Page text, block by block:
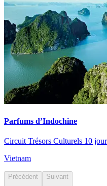
Parfums d’Indochine
Circuit Trésors Culturels 10
Vietnam
Précédent Suivant